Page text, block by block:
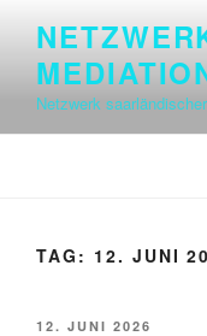
springen
Netzwerk
TAG: 12. JUNI
VERÖFFENTLICHT
12. JUNI 2026